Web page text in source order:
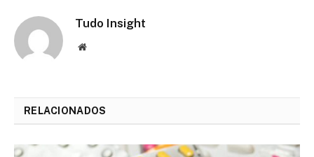
Tudo Insight
Website
RELACIONADOS